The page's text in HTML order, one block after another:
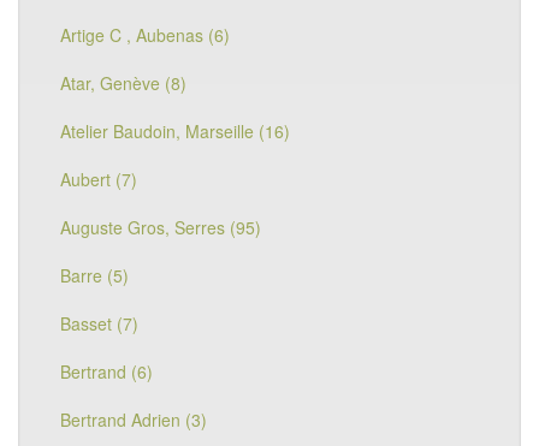
Artige C , Aubenas (6)
Atar, Genève (8)
Atelier Baudoin, Marseille (16)
Aubert (7)
Auguste Gros, Serres (95)
Barre (5)
Basset (7)
Bertrand (6)
Bertrand Adrien (3)